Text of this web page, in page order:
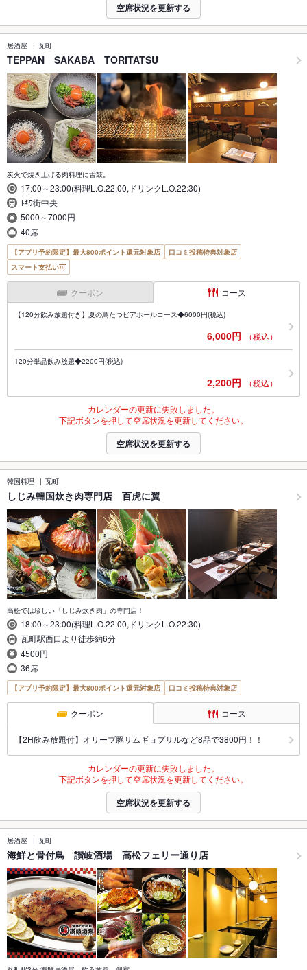
空席状況を更新する
居酒屋 瓦町
TEPPAN SAKABA TORITATSU
炭火で焼き上げる肉料理に舌鼓。
17:00～23:00(料理L.O.22:00,ドリンクL.O.22:30)
ﾄｷﾜ街中央
5000～7000円
40席
【アプリ予約限定】最大800ポイント還元対象店
口コミ投稿特典対象店
スマート支払い可
クーポン コース
【120分飲み放題付き】夏の鳥たつビアホールコース◆6000円(税込)
6,000円 （税込）
120分単品飲み放題◆2200円(税込)
2,200円 （税込）
カレンダーの更新に失敗しました。
下記ボタンを押して空席状況を更新してください。
空席状況を更新する
韓国料理 瓦町
しじみ韓国炊き肉専門店 百虎に翼
高松では珍しい「しじみ炊き肉」の専門店！
18:00～23:00(料理L.O.22:00,ドリンクL.O.22:30)
瓦町駅西口より徒歩約6分
4500円
36席
【アプリ予約限定】最大800ポイント還元対象店 口コミ投稿特典対象店
クーポン コース
【2H飲み放題付】オリーブ豚サムギョプサルなど8品で3800円！！
カレンダーの更新に失敗しました。
下記ボタンを押して空席状況を更新してください。
空席状況を更新する
居酒屋 瓦町
海鮮と骨付鳥 讃岐酒場 高松フェリー通り店